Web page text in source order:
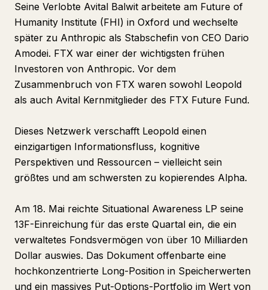
Seine Verlobte Avital Balwit arbeitete am Future of
Humanity Institute (FHI) in Oxford und wechselte
später zu Anthropic als Stabschefin von CEO Dario
Amodei. FTX war einer der wichtigsten frühen
Investoren von Anthropic. Vor dem
Zusammenbruch von FTX waren sowohl Leopold
als auch Avital Kernmitglieder des FTX Future Fund.
Dieses Netzwerk verschafft Leopold einen
einzigartigen Informationsfluss, kognitive
Perspektiven und Ressourcen – vielleicht sein
größtes und am schwersten zu kopierendes Alpha.
Am 18. Mai reichte Situational Awareness LP seine
13F-Einreichung für das erste Quartal ein, die ein
verwaltetes Fondsvermögen von über 10 Milliarden
Dollar auswies. Das Dokument offenbarte eine
hochkonzentrierte Long-Position in Speicherwerten
und ein massives Put-Options-Portfolio im Wert von